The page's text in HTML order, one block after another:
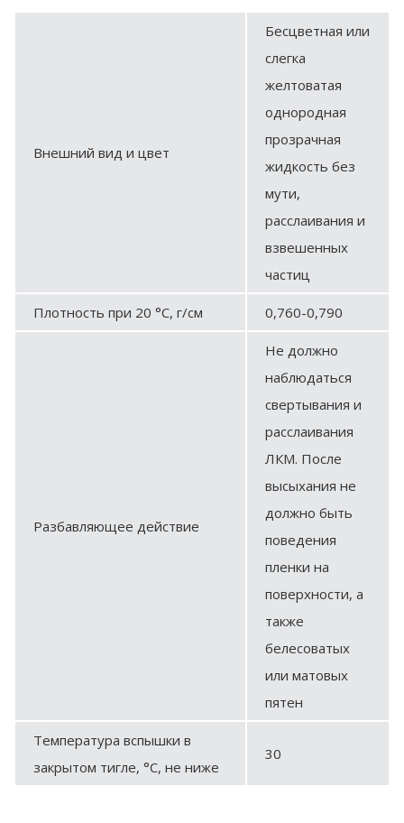
Внешний вид и цвет
Бесцветная или
слегка
желтоватая
однородная
прозрачная
жидкость без
мути,
расслаивания и
взвешенных
частиц
Плотность при 20 °С, г/см 0,760-0,790
Разбавляющее действие
Не должно
наблюдаться
свертывания и
расслаивания
ЛКМ. После
высыхания не
должно быть
поведения
пленки на
поверхности, а
также
белесоватых
или матовых
пятен
Температура вспышки в
закрытом тигле, °С, не ниже
30